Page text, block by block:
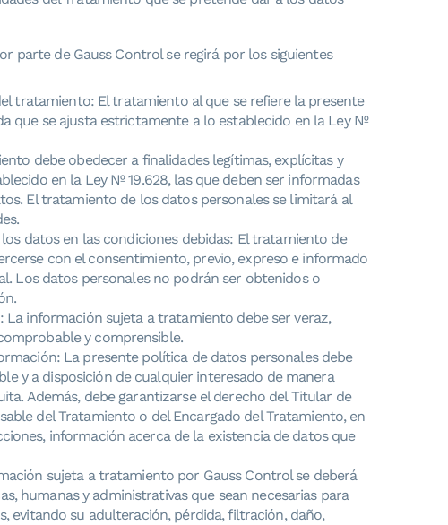
parte de Gauss Control se regirá por los siguientes
tratamiento: El tratamiento al que se refiere la presente
que se ajusta estrictamente a lo establecido en la Ley Nº
debe obedecer a finalidades legítimas, explícitas y
en la Ley Nº 19.628, las que deben ser informadas
El tratamiento de los datos personales se limitará al
datos en las condiciones debidas: El tratamiento de
con el consentimiento, previo, expreso e informado
Los datos personales no podrán ser obtenidos o
La información sujeta a tratamiento debe ser veraz,
y comprensible.
La presente política de datos personales debe
y a disposición de cualquier interesado de manera
Además, debe garantizarse el derecho del Titular de
del Tratamiento o del Encargado del Tratamiento, en
información acerca de la existencia de datos que
sujeta a tratamiento por Gauss Control se deberá
humanas y administrativas que sean necesarias para
evitando su adulteración, pérdida, filtración, daño,